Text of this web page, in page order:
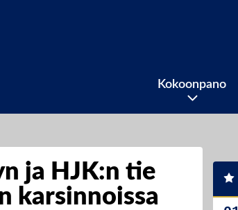
Kokoonpano
ja HJK:n tie
karsinnoissa